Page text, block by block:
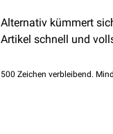
Alternativ kümmert
Artikel schnell und
500 Zeichen verbleibend.